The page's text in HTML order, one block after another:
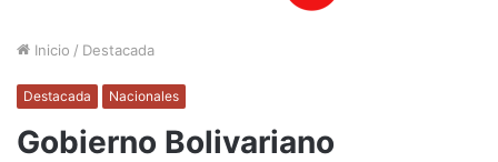
Inicio / Destacada
Destacada Nacionales
Gobierno Bolivariano